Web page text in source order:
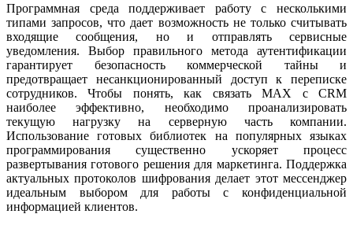
Программная среда поддерживает работу с несколькими
типами запросов, что дает возможность не только считывать
входящие сообщения, но и отправлять сервисные
уведомления. Выбор правильного метода аутентификации
гарантирует безопасность коммерческой тайны и
предотвращает несанкционированный доступ к переписке
сотрудников. Чтобы понять, как связать MAX с CRM
наиболее эффективно, необходимо проанализировать
текущую нагрузку на серверную часть компании.
Использование готовых библиотек на популярных языках
программирования существенно ускоряет процесс
развертывания готового решения для маркетинга. Поддержка
актуальных протоколов шифрования делает этот мессенджер
идеальным выбором для работы с конфиденциальной
информацией клиентов.